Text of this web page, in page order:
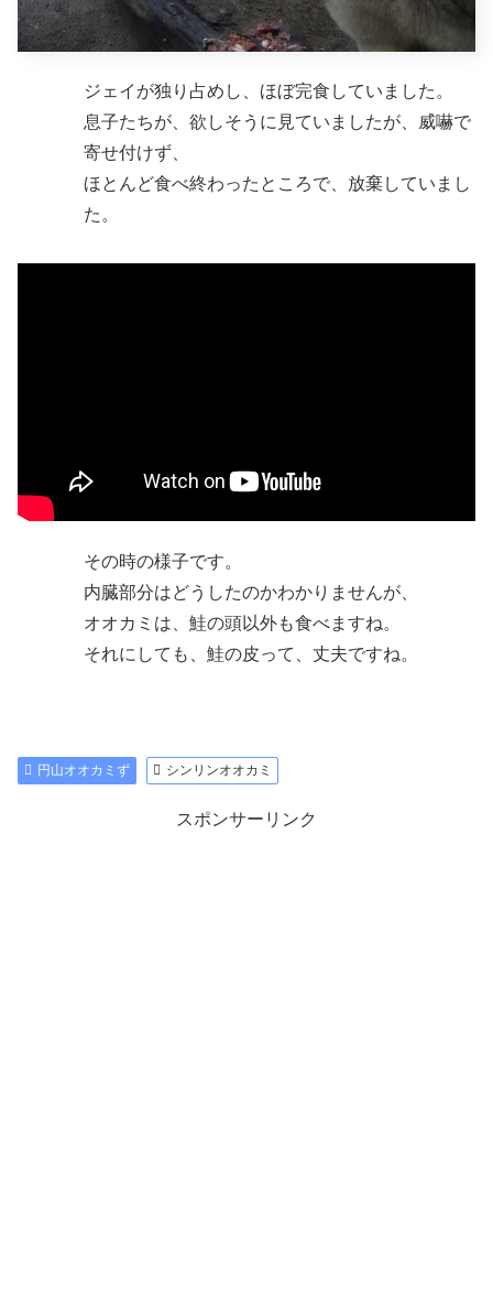
ジェイが独り占めし、ほぼ完食していました。
息子たちが、欲しそうに見ていましたが、威嚇で
寄せ付けず、
ほとんど食べ終わったところで、放棄していまし
た。
その時の様子です。
内臓部分はどうしたのかわかりませんが、
オオカミは、鮭の頭以外も食べますね。
それにしても、鮭の皮って、丈夫ですね。
円山オオカミず シンリンオオカミ
スポンサーリンク